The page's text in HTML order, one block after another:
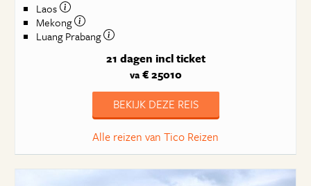
Laos
Mekong
Luang Prabang
21 dagen incl ticket
va€ 25010
BEKIJK DEZE REIS
Alle reizen van Tico Reizen